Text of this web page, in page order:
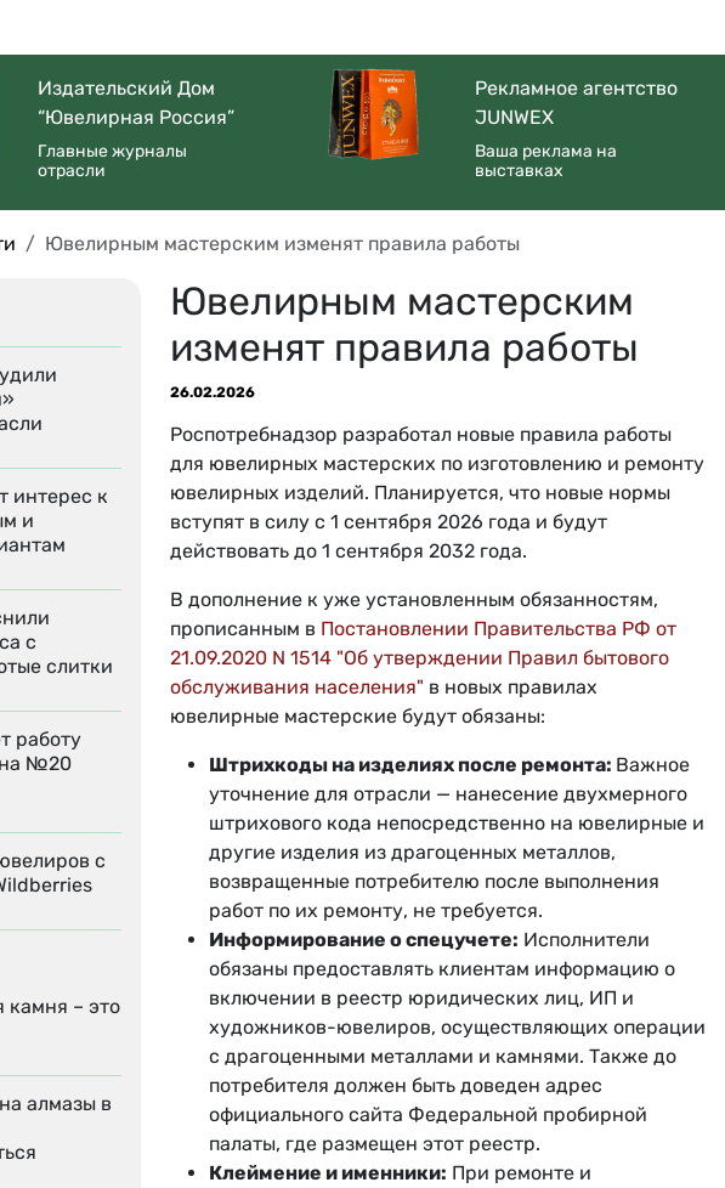
Издательский Дом
“Ювелирная Россия”
Главные журналы
отрасли
Рекламное агентство
JUNWEX
Ваша реклама на
выставках
Ювелирным мастерским изменят правила работы
интерес к
и
с
слитки
работу
№20
с
камня – это
алмазы в
Ювелирным мастерским
изменят правила работы
26.02.2026
Роспотребнадзор разработал новые правила работы
для ювелирных мастерских по изготовлению и ремонту
ювелирных изделий. Планируется, что новые нормы
вступят в силу с 1 сентября 2026 года и будут
действовать до 1 сентября 2032 года.
В дополнение к уже установленным обязанностям,
прописанным в Постановлении Правительства РФ от
21.09.2020 N 1514 "Об утверждении Правил бытового
обслуживания населения" в новых правилах
ювелирные мастерские будут обязаны:
Штрихкоды на изделиях после ремонта: Важное
уточнение для отрасли — нанесение двухмерного
штрихового кода непосредственно на ювелирные и
другие изделия из драгоценных металлов,
возвращенные потребителю после выполнения
работ по их ремонту, не требуется.
Информирование о спецучете: Исполнители
обязаны предоставлять клиентам информацию о
включении в реестр юридических лиц, ИП и
художников-ювелиров, осуществляющих операции
с драгоценными металлами и камнями. Также до
потребителя должен быть доведен адрес
официального сайта Федеральной пробирной
палаты, где размещен этот реестр.
Клеймение и именники: При ремонте и